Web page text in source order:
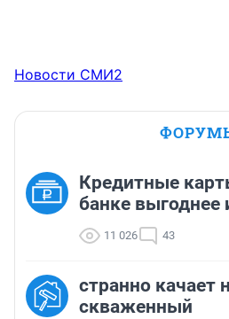
Новости СМИ2
Кредитные
банке выгоднее
11 026 43
странно качает
скваженный